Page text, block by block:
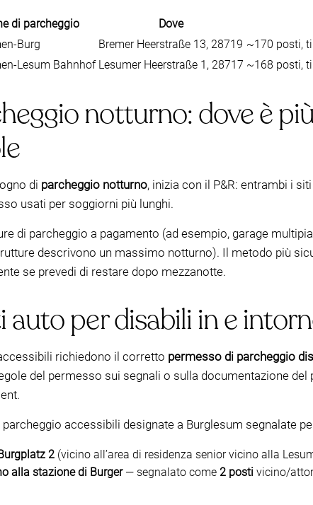
di parcheggio Dove
Burg
Bremer Heerstraße 13, 28719 ~170 posti,
Lesum Bahnhof Lesumer Heerstraße 1, 28717 ~168 posti,
notturno: dove è
di parcheggio notturno, inizia con il P&R: entrambi i
usati per soggiorni più lunghi.
di parcheggio a pagamento (ad esempio, garage
descrivono un massimo notturno). Il metodo più
se prevedi di restare dopo mezzanotte.
auto per disabili in e
richiedono il corretto permesso di parcheggio
del permesso sui segnali o sulla documentazione
parcheggio accessibili designate a Burglesum segnalate
2 (vicino all’area di residenza senior vicino alla
alla stazione di Burger— segnalato come 2 posti vicino/